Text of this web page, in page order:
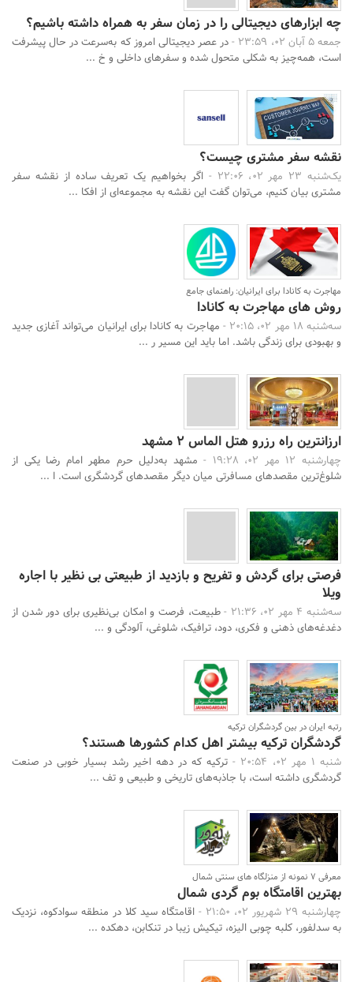
چه ابزارهای دیجیتالی را در زمان سفر به همراه داشته باشیم؟
جمعه 5 آبان 02، 23:59 -
در عصر دیجیتالی امروز که به‌سرعت در حال پیشرفت
است، همه‌چیز به شکلی متحول شده و سفرهای داخلی و خ ...
نقشه سفر مشتری چیست؟
یک‌شنبه 23 مهر 02، 22:06 -
اگر بخواهیم یک تعریف ساده از نقشه سفر
مشتری بیان کنیم، می‌توان گفت این نقشه به مجموعه‌ای از افکا ...
مهاجرت به کانادا برای ایرانیان: راهنمای جامع
روش های مهاجرت به کانادا
سه‌شنبه 18 مهر 02، 20:15 -
مهاجرت به کانادا برای ایرانیان می‌تواند آغازی جدید
و بهبودی برای زندگی باشد. اما باید این مسیر ر ...
ارزانترین راه رزرو هتل الماس 2 مشهد
چهارشنبه 12 مهر 02، 19:28 -
مشهد به‌دلیل حرم مطهر امام رضا یکی از
شلوغ‌ترین مقصدهای مسافرتی میان دیگر مقصدهای گردشگری است. ا ...
فرصتی برای گردش و تفریح و بازدید از طبیعتی بی نظیر با اجاره
ویلا
سه‌شنبه 4 مهر 02، 21:36 -
طبیعت، فرصت و امکان بی‌نظیری برای دور شدن از
دغدغه‌های ذهنی و فکری، دود، ترافیک، شلوغی، آلودگی و ...
رتبه ایران در بین گردشگران ترکیه
گردشگران ترکیه بیشتر اهل کدام کشورها هستند؟
شنبه 1 مهر 02، 20:54 -
ترکیه که در دهه‌ اخیر رشد بسیار خوبی در صنعت
گردشگری داشته است، با جاذبه‌های تاریخی و طبیعی و تف ...
معرفی 7 نمونه از منزلگاه های سنتی شمال
بهترین اقامتگاه بوم گردی شمال
چهارشنبه 29 شهریور 02، 21:50 -
اقامتگاه سید کلا در منطقه سوادکوه، نزدیک
به سدلفور، کلبه چوبی الیزه، تیکیش زیبا در تنکابن، دهکده ...